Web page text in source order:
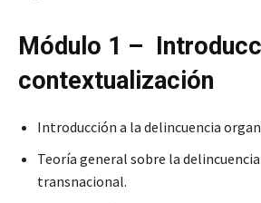
Módulo 1 –
contextualización
Introducción a la delincuencia
Teoría general sobre la
transnacional.